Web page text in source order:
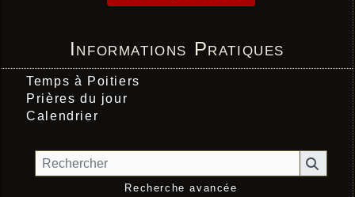
Informations Pratiques
Temps à Poitiers
Prières du jour
Calendrier
Recherche avancée